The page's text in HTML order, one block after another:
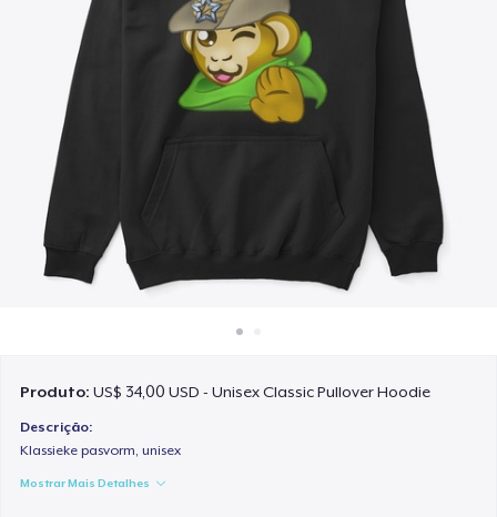
Venda em todo lugar
Venda qualquer coisa
Produto:US$ 34,00 USD - Unisex Classic Pullover Hoodie
Descrição:
Klassieke pasvorm, unisex
Mostrar Mais Detalhes